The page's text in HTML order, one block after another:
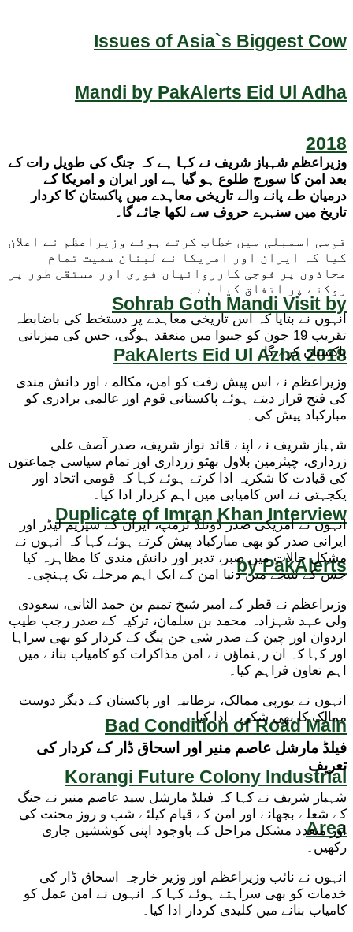
Issues of Asia`s Biggest Cow
Mandi by PakAlerts Eid Ul Adha
2018
Sohrab Goth Mandi Visit by
PakAlerts Eid Ul Azha 2018
Duplicate of Imran Khan Interview
by PakAlerts
Bad Condition of Road Main
Korangi Future Colony Industrial
Area
وزیراعظم شہباز شریف نے کہا ہے کہ جنگ کی طویل رات کے
بعد امن کا سورج طلوع ہو گیا ہے اور ایران و امریکا کے
درمیان طے پانے والے تاریخی معاہدے میں پاکستان کا کردار
تاریخ میں سنہرے حروف سے لکھا جائے گا۔
قومی اسمبلی میں خطاب کرتے ہوئے وزیراعظم نے اعلان
کیا کہ ایران اور امریکا نے لبنان سمیت تمام
محاذوں پر فوجی کارروائیاں فوری اور مستقل طور پر
روکنے پر اتفاق کیا ہے۔
انہوں نے بتایا کہ اس تاریخی معاہدے پر دستخط کی باضابطہ
تقریب 19 جون کو جنیوا میں منعقد ہوگی، جس کی میزبانی
پاکستان کرے گا۔
وزیراعظم نے اس پیش رفت کو امن، مکالمے اور دانش مندی
کی فتح قرار دیتے ہوئے پاکستانی قوم اور عالمی برادری کو
مبارکباد پیش کی۔
شہباز شریف نے اپنے قائد نواز شریف، صدر آصف علی
زرداری، چیئرمین بلاول بھٹو زرداری اور تمام سیاسی جماعتوں
کی قیادت کا شکریہ ادا کرتے ہوئے کہا کہ قومی اتحاد اور
یکجہتی نے اس کامیابی میں اہم کردار ادا کیا۔
انہوں نے امریکی صدر ڈونلڈ ٹرمپ، ایران کے سپریم لیڈر اور
ایرانی صدر کو بھی مبارکباد پیش کرتے ہوئے کہا کہ انہوں نے
مشکل حالات میں صبر، تدبر اور دانش مندی کا مظاہرہ کیا
جس کے نتیجے میں دنیا امن کے ایک اہم مرحلے تک پہنچی۔
وزیراعظم نے قطر کے امیر شیخ تمیم بن حمد الثانی، سعودی
ولی عہد شہزادہ محمد بن سلمان، ترکیہ کے صدر رجب طیب
اردوان اور چین کے صدر شی جن پنگ کے کردار کو بھی سراہا
اور کہا کہ ان رہنماؤں نے امن مذاکرات کو کامیاب بنانے میں
اہم تعاون فراہم کیا۔
انہوں نے یورپی ممالک، برطانیہ اور پاکستان کے دیگر دوست
ممالک کا بھی شکریہ ادا کیا۔
فیلڈ مارشل عاصم منیر اور اسحاق ڈار کے کردار کی
تعریف
شہباز شریف نے کہا کہ فیلڈ مارشل سید عاصم منیر نے جنگ
کے شعلے بجھانے اور امن کے قیام کیلئے شب و روز محنت کی
اور متعدد مشکل مراحل کے باوجود اپنی کوششیں جاری
رکھیں۔
انہوں نے نائب وزیراعظم اور وزیر خارجہ اسحاق ڈار کی
خدمات کو بھی سراہتے ہوئے کہا کہ انہوں نے امن عمل کو
کامیاب بنانے میں کلیدی کردار ادا کیا۔